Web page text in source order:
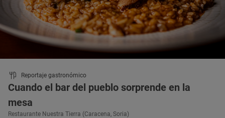
Reportaje gastronómico
Cuando el bar del pueblo sorprende en la
mesa
Restaurante Nuestra Tierra (Caracena, Soria)